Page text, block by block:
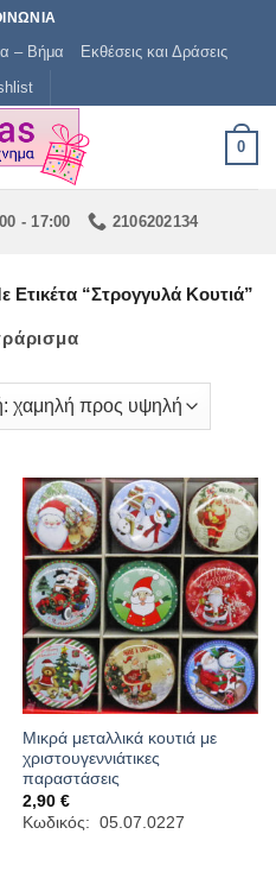
– Βήμα
Εκθέσεις και Δράσεις
0
- 17:00 2106202134
Ετικέτα “στρογγυλά Κουτιά”
Μικρά μεταλλικά κουτιά με
χριστουγεννιάτικες
παραστάσεις
2,90 €
Κωδικός: 05.07.0227